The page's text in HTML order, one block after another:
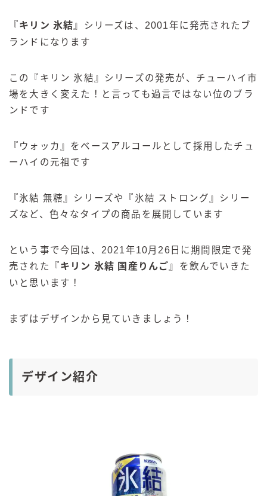
『キリン 氷結 』シリーズは、2001年に発売されたブ
ランドになります
この『キリン 氷結』シリーズの発売が、チューハイ市
場を大きく変えた！と言っても過言ではない位のブラ
ンドです
『ウォッカ』をベースアルコールとして採用したチュ
ーハイの元祖です
『氷結 無糖』シリーズや『氷結 ストロング』シリー
ズなど、色々なタイプの商品を展開しています
という事で今回は、2021年10月26日に期間限定で発
売された『キリン 氷結 国産りんご 』を飲んでいきた
いと思います！
まずはデザインから見ていきましょう！
デザイン紹介